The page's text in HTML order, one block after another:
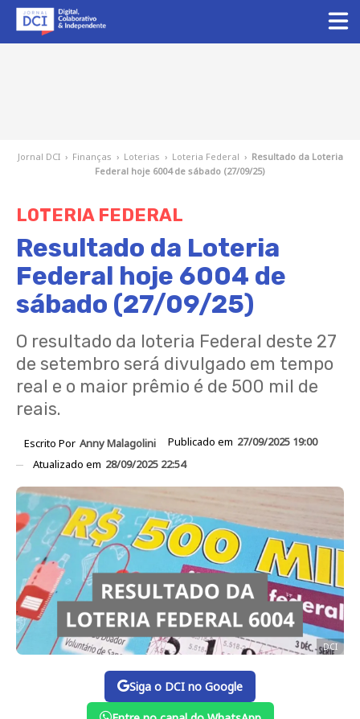
Jornal DCI › Finanças › Loterias › Loteria Federal › Resultado da Loteria
Federal hoje 6004 de sábado (27/09/25)
LOTERIA FEDERAL
Resultado da Loteria
Federal hoje 6004 de
sábado (27/09/25)
O resultado da loteria Federal deste 27
de setembro será divulgado em tempo
real e o maior prêmio é de 500 mil de
reais.
Escrito Por Anny Malagolini Publicado em 27/09/2025 19:00
Atualizado em 28/09/2025 22:54
DCI
Siga o DCI no Google